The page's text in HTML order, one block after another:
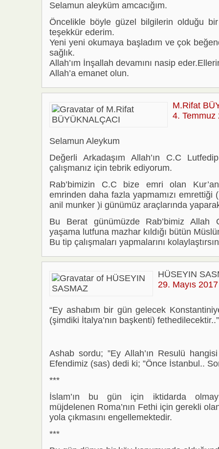
Selamun aleyküm amcacığım.
Öncelikle böyle güzel bilgilerin olduğu
teşekkür ederim.
Yeni yeni okumaya başladım ve çok
sağlık.
Allah’ım İnşallah devamını nasip
Allah’a emanet olun.
M.Rifat
4. Temmuz
Selamun Aleykum
Değerli Arkadaşım Allah’ın C.C
çalışmanız için tebrik ediyorum.
Rab’bimizin C.C bize emri olan
emrinden daha fazla yapmamızı emrettiği
anil munker )i günümüz araçlarında
Bu Berat günümüzde Rab’bimiz Allah
yaşama lutfuna mazhar kıldığı bütün
Bu tip çalışmaları yapmalarını
HÜSEYIN
29. Mayıs
“Ey ashabım bir gün gelecek
(şimdiki İtalya’nın başkenti) fethedilecektir..”
Ashab sordu; ”Ey Allah’ın Resulü
Efendimiz (sas) dedi ki; ”Önce İstanbul..
***
İslam’ın bu gün için iktidarda
müjdelenen Roma’nın Fethi için gerekli
yola çıkmasını engellemektedir.
***